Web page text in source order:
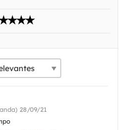
28/09/21